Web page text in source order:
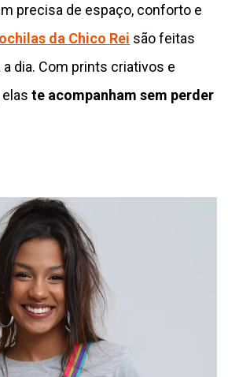
precisa de espaço, conforto e
da Chico Rei são feitas
a dia. Com prints criativos e
elas te acompanham sem perder